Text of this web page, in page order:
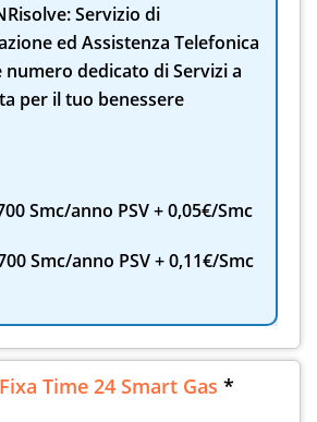
Servizio di
ed Assistenza Telefonica
dedicato di Servizi a
per il tuo benessere
Smc/anno PSV + 0,05€/Smc
Smc/anno PSV + 0,11€/Smc
Fixa Time 24 Smart Gas *